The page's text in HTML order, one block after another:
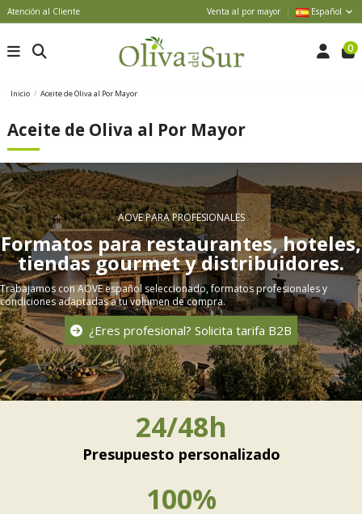
Atención al Cliente Venta al por mayor Español
0
Inicio Aceite de Oliva al Por Mayor
Aceite de Oliva al Por Mayor
AOVE PARA PROFESIONALES
Formatos para restaurantes, hoteles,
tiendas gourmet y distribuidores.
Trabajamos con AOVE español seleccionado, formatos profesionales y
condiciones adaptadas a tu volumen de compra.
¿Eres profesional? Solicita tarifa B2B
24/48h
Presupuesto personalizado
100%